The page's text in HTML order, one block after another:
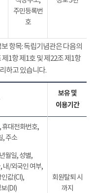
주민등록번
호
항목: 독립기념관은 다음의
1항 제1호 및 제22조 제1항
하고 있습니다.
보유 및
이용기간
휴대전화번호,
, 주소
월일, 성별,
내/외국인 여부,
값(CI),
(DI)
회원탈퇴 시
까지